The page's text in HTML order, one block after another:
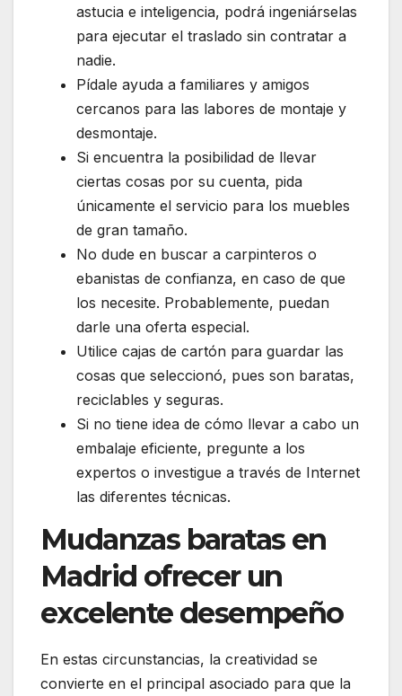
astucia e inteligencia, podrá ingeniárselas
para ejecutar el traslado sin contratar a
nadie.
Pídale ayuda a familiares y amigos
cercanos para las labores de montaje y
desmontaje.
Si encuentra la posibilidad de llevar
ciertas cosas por su cuenta, pida
únicamente el servicio para los muebles
de gran tamaño.
No dude en buscar a carpinteros o
ebanistas de confianza, en caso de que
los necesite. Probablemente, puedan
darle una oferta especial.
Utilice cajas de cartón para guardar las
cosas que seleccionó, pues son baratas,
reciclables y seguras.
Si no tiene idea de cómo llevar a cabo un
embalaje eficiente, pregunte a los
expertos o investigue a través de Internet
las diferentes técnicas.
Mudanzas baratas en
Madrid ofrecer un
excelente desempeño
En estas circunstancias, la creatividad se
convierte en el principal asociado para que la